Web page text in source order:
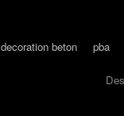
decoration beton pba